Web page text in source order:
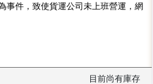
事件，致使貨運公司未上班營運，網
目前尚有庫存